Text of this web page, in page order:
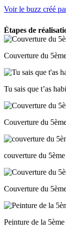
Voir le buzz créé
Étapes de
Couverture du
Tu sais que t’as
Couverture du
couverture du
Couverture du
Peinture de la